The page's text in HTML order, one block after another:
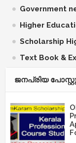
Government
Higher
Scholarship
Text Book &
ജനപ്രിയ